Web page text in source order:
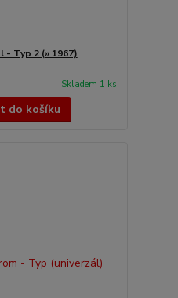
Typ 2 (» 1967)
Skladem 1 ks
do košíku